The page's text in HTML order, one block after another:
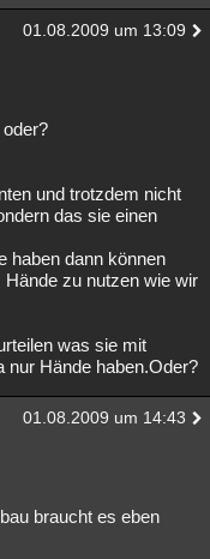
01.08.2009 um 13:09
und trotzdem nicht
das sie einen
haben dann können
zu nutzen wie wir
was sie mit
nur Hände haben.Oder?
01.08.2009 um 14:43
braucht es eben